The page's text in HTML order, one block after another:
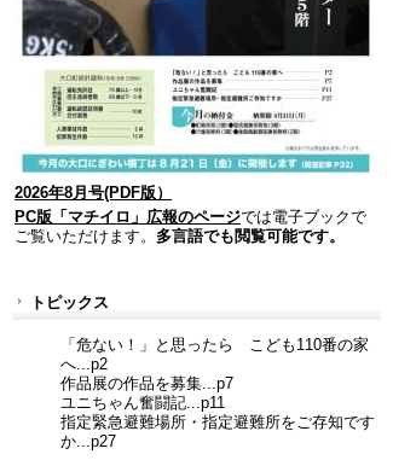
2026年8月号(PDF版）
PC版「マチイロ」広報のページでは電子ブックで
ご覧いただけます。 多言語でも閲覧可能です。
トピックス
「危ない！」と思ったら こども110番の家
へ...p2
作品展の作品を募集...p7
ユニちゃん奮闘記...p11
指定緊急避難場所・指定避難所をご存知です
か...p27